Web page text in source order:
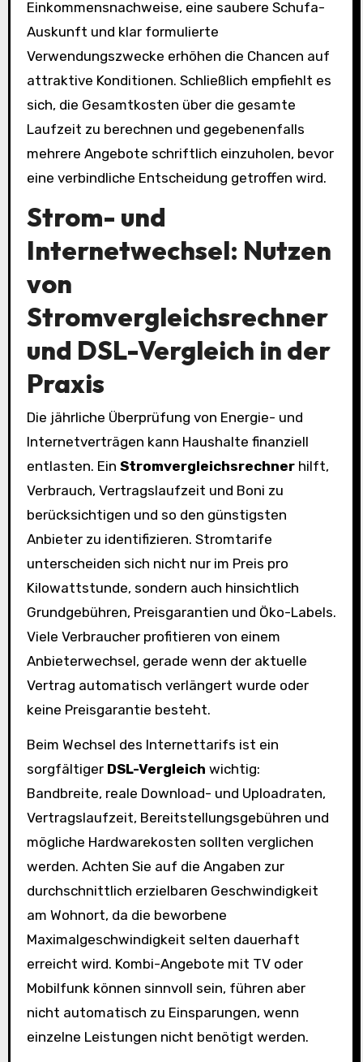
Einkommensnachweise, eine saubere Schufa-
Auskunft und klar formulierte
Verwendungszwecke erhöhen die Chancen auf
attraktive Konditionen. Schließlich empfiehlt es
sich, die Gesamtkosten über die gesamte
Laufzeit zu berechnen und gegebenenfalls
mehrere Angebote schriftlich einzuholen, bevor
eine verbindliche Entscheidung getroffen wird.
Strom- und
Internetwechsel: Nutzen
von
Stromvergleichsrechner
und DSL-Vergleich in der
Praxis
Die jährliche Überprüfung von Energie- und
Internetverträgen kann Haushalte finanziell
entlasten. Ein Stromvergleichsrechnerhilft,
Verbrauch, Vertragslaufzeit und Boni zu
berücksichtigen und so den günstigsten
Anbieter zu identifizieren. Stromtarife
unterscheiden sich nicht nur im Preis pro
Kilowattstunde, sondern auch hinsichtlich
Grundgebühren, Preisgarantien und Öko-Labels.
Viele Verbraucher profitieren von einem
Anbieterwechsel, gerade wenn der aktuelle
Vertrag automatisch verlängert wurde oder
keine Preisgarantie besteht.
Beim Wechsel des Internettarifs ist ein
sorgfältiger DSL-Vergleich wichtig:
Bandbreite, reale Download- und Uploadraten,
Vertragslaufzeit, Bereitstellungsgebühren und
mögliche Hardwarekosten sollten verglichen
werden. Achten Sie auf die Angaben zur
durchschnittlich erzielbaren Geschwindigkeit
am Wohnort, da die beworbene
Maximalgeschwindigkeit selten dauerhaft
erreicht wird. Kombi-Angebote mit TV oder
Mobilfunk können sinnvoll sein, führen aber
nicht automatisch zu Einsparungen, wenn
einzelne Leistungen nicht benötigt werden.